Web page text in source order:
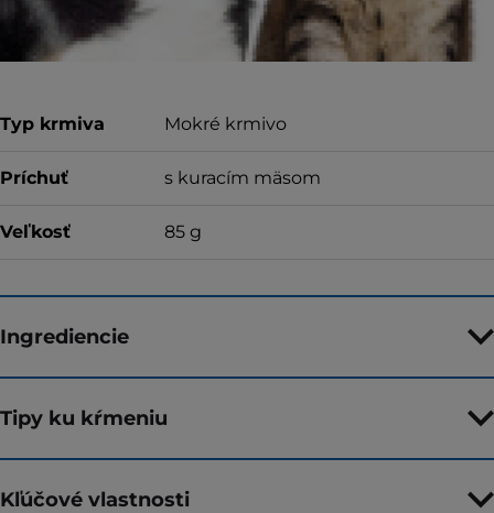
vrátenie peňazí
Typ krmiva Mokré krmivo
Príchuť s kuracím mäsom
Veľkosť 85 g
Ingrediencie
Tipy ku kŕmeniu
Kľúčové vlastnosti